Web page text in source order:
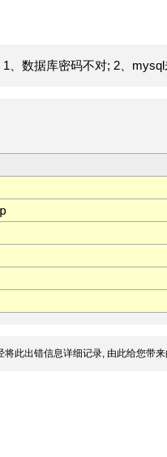
、数据库密码不对; 2、mysql
将此出错信息详细记录, 由此给您带